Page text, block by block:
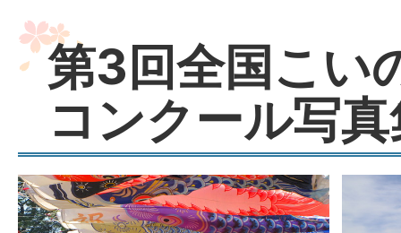
第3回全国こい
コンクール写